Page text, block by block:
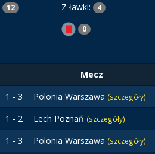
12 Z ławki: 4
0
Mecz
1 - 3 Polonia Warszawa (szczegóły)
1 - 2 Lech Poznań (szczegóły)
1 - 3 Polonia Warszawa (szczegóły)